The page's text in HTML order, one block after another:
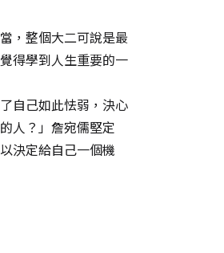
，整個大二可說是最
得學到人生重要的一
自己如此怯弱，決心
人？」詹宛儒堅定
決定給自己一個機